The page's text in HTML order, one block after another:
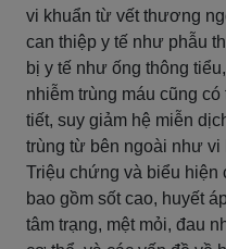
vi khuẩn từ vết thương
can thiệp y tế như phẫu
bị y tế như ống thông
nhiễm trùng máu cũng
tiết, suy giảm hệ miễn
trùng từ bên ngoài như vi
Triệu chứng và biểu hiện
bao gồm sốt cao, huyết
tâm trạng, mệt mỏi, đau